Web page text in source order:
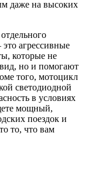
даже на высоких
агрессивные
которые не
но и помогают
того, мотоцикл
светодиодной
в условиях
мощный,
поездок и
то, что вам